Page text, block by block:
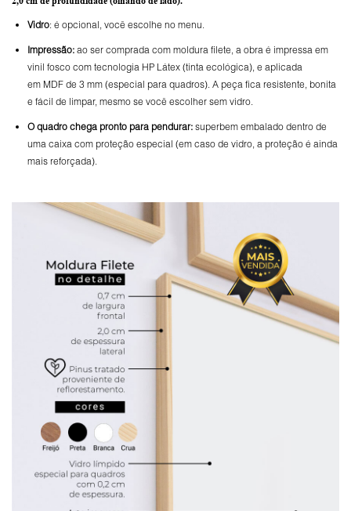
Vidro: é opcional, você escolhe no menu.
Impressão: ao ser comprada com moldura filete, a obra é impressa em
vinil fosco com tecnologia HP Látex (tinta ecológica), e aplicada
em MDF de 3 mm (especial para quadros). A peça fica resistente, bonita
e fácil de limpar, mesmo se você escolher sem vidro.
Oquadro chega pronto para pendurar: superbem embalado dentro de
uma caixa com proteção especial (em caso de vidro, a proteção é ainda
mais reforçada).